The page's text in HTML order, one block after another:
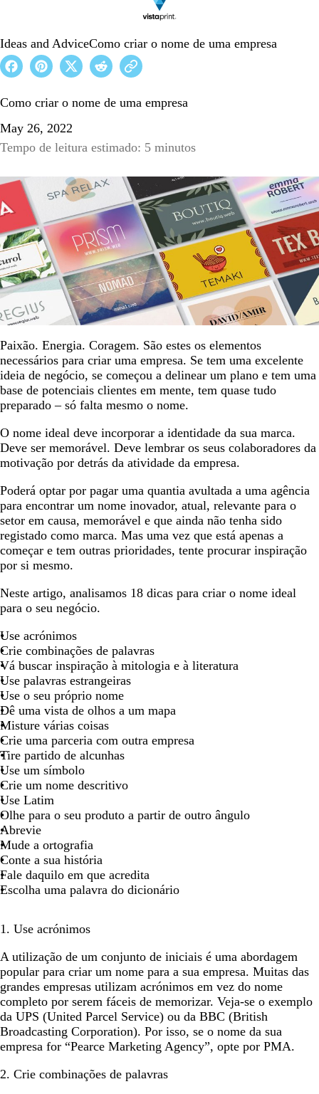
Ideas and AdviceComo criar o nome de uma empresa
Como criar o nome de uma empresa
May 26, 2022
Tempo de leitura estimado: 5 minutos
Paixão. Energia. Coragem. São estes os elementos
necessários para criar uma empresa. Se tem uma excelente
ideia de negócio, se começou a delinear um plano e tem uma
base de potenciais clientes em mente, tem quase tudo
preparado – só falta mesmo o nome.
O nome ideal deve incorporar a identidade da sua marca.
Deve ser memorável. Deve lembrar os seus colaboradores da
motivação por detrás da atividade da empresa.
Poderá optar por pagar uma quantia avultada a uma agência
para encontrar um nome inovador, atual, relevante para o
setor em causa, memorável e que ainda não tenha sido
registado como marca. Mas uma vez que está apenas a
começar e tem outras prioridades, tente procurar inspiração
por si mesmo.
Neste artigo, analisamos 18 dicas para criar o nome ideal
para o seu negócio.
Use acrónimos
Crie combinações de palavras
Vá buscar inspiração à mitologia e à literatura
Use palavras estrangeiras
Use o seu próprio nome
Dê uma vista de olhos a um mapa
Misture várias coisas
Crie uma parceria com outra empresa
Tire partido de alcunhas
Use um símbolo
Crie um nome descritivo
Use Latim
Olhe para o seu produto a partir de outro ângulo
Abrevie
Mude a ortografia
Conte a sua história
Fale daquilo em que acredita
Escolha uma palavra do dicionário
1. Use acrónimos
A utilização de um conjunto de iniciais é uma abordagem
popular para criar um nome para a sua empresa. Muitas das
grandes empresas utilizam acrónimos em vez do nome
completo por serem fáceis de memorizar. Veja-se o exemplo
da UPS (United Parcel Service) ou da BBC (British
Broadcasting Corporation). Por isso, se o nome da sua
empresa for “Pearce Marketing Agency”, opte por PMA.
2. Crie combinações de palavras